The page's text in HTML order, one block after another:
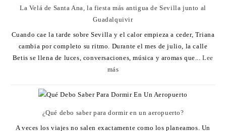
La Velá de Santa Ana, la fiesta más antigua de Sevilla junto al
Guadalquivir
Cuando cae la tarde sobre Sevilla y el calor empieza a ceder, Triana
cambia por completo su ritmo. Durante el mes de julio, la calle
Betis se llena de luces, conversaciones, música y aromas que...Lee
más
¿Qué debo saber para dormir en un aeropuerto?
A veces los viajes no salen exactamente como los planeamos. Un